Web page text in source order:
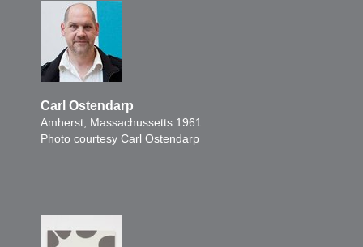
Carl Ostendarp
Amherst, Massachussetts 1961
Photo courtesy Carl Ostendarp